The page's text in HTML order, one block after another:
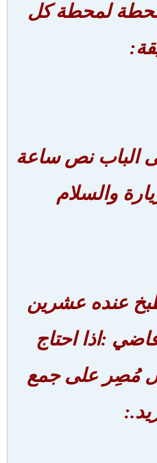
لمحطة كل
الباب نص ساعة
والسلام
عنده عشرين
:اذا احتاج
مُصِر على جمع